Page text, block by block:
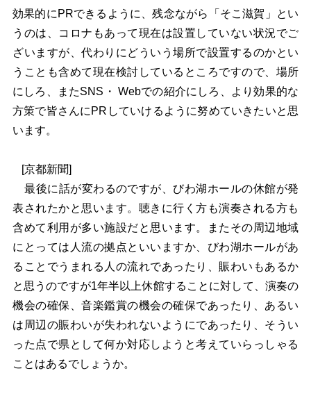
効果的にPRできるように、残念ながら「そこ滋賀」とい
うのは、コロナもあって現在は設置していない状況でご
ざいますが、代わりにどういう場所で設置するのかとい
うことも含めて現在検討しているところですので、場所
にしろ、またSNS・ Webでの紹介にしろ、より効果的な
方策で皆さんにPRしていけるように努めていきたいと思
います。
[京都新聞]
最後に話が変わるのですが、びわ湖ホールの休館が発
表されたかと思います。聴きに行く方も演奏される方も
含めて利用が多い施設だと思います。またその周辺地域
にとっては人流の拠点といいますか、びわ湖ホールがあ
ることでうまれる人の流れであったり、賑わいもあるか
と思うのですが1年半以上休館することに対して、演奏の
機会の確保、音楽鑑賞の機会の確保であったり、あるい
は周辺の賑わいが失われないようにであったり、そうい
った点で県として何か対応しようと考えていらっしゃる
ことはあるでしょうか。